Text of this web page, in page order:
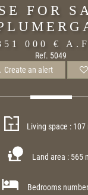
FOR
000 €
Ref. 5049
Create an alert
Living space : 107
Land area : 565
Bedrooms